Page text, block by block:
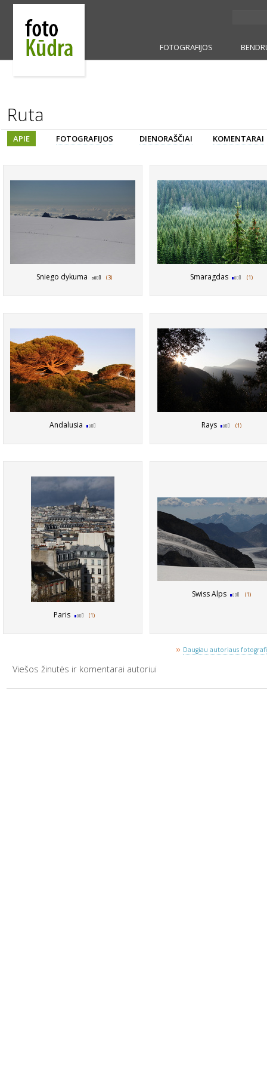
FOTOGRAFIJOS
Ruta
APIE FOTOGRAFIJOS DIENORAŠČIAI KOMENTARAI
Sniego dykuma (3) Smaragdas (1)
Andalusia Rays (1)
Paris (1)
Swiss Alps (1)
» Daugiau autoriaus
Viešos žinutės ir komentarai autoriui